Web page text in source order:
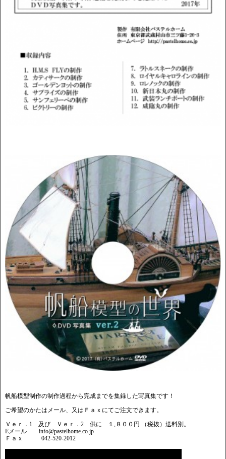
帆船模型制作の制作過程から完成までを集録した写真集です！
ご希望のかたはメール、又はＦａｘにてご注文できます。
Ｖｅｒ．1 及び Ｖｅｒ．2 供に １,８００円 （税抜）送料別。
Eメール info@pastelhome.co.jp
Ｆａｘ 042-520-2012